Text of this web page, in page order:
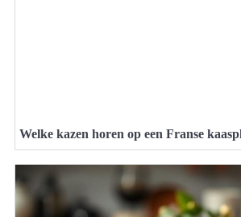
Welke kazen horen op een Franse